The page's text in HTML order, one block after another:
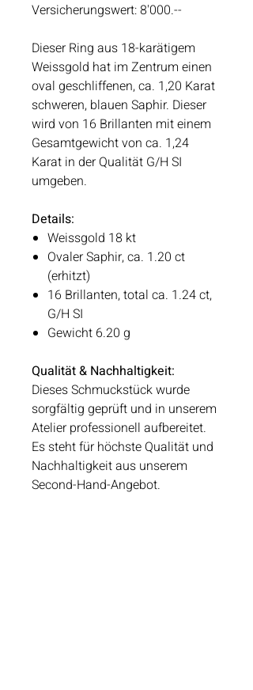
Versicherungswert:8'000.--
Dieser Ring aus 18-karätigem
Weissgold hat im Zentrum einen
oval geschliffenen, ca. 1,20 Karat
schweren, blauen Saphir. Dieser
wird von 16 Brillanten mit einem
Gesamtgewicht von ca. 1,24
Karat in der Qualität G/H SI
umgeben.
Details:
Weissgold 18 kt
Ovaler Saphir, ca. 1.20 ct
(erhitzt)
16 Brillanten, total ca. 1.24 ct,
G/H SI
Gewicht 6.20 g
Qualität & Nachhaltigkeit:
Dieses Schmuckstück wurde
sorgfältig geprüft und in unserem
Atelier professionell aufbereitet.
Es steht für höchste Qualität und
Nachhaltigkeit aus unserem
Second-Hand-Angebot.